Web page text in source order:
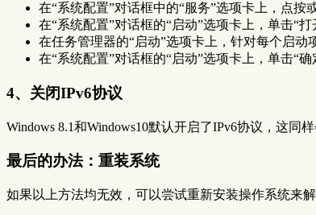
在“系统配置”对话框中的“服务”选项卡上，点
在“系统配置”对话框的“启动”选项卡上，单击“打
在任务管理器的“启动”选项卡上，针对每个启动
在“系统配置”对话框的“启动”选项卡上，单击“确
4、关闭IPv6协议
Windows 8.1和Windows10默认开启了IPv6协议，这
最后的办法：重装系统
如果以上方法均无效，可以尝试重新安装操作系统来解